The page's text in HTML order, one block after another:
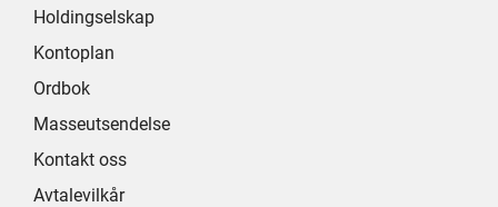
Holdingselskap
Kontoplan
Ordbok
Masseutsendelse
Kontakt oss
Avtalevilkår